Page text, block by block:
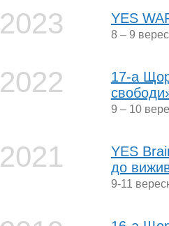
2023 YES
8 – 9
2022
17-а
9 – 10
2021
YES
до
9-11